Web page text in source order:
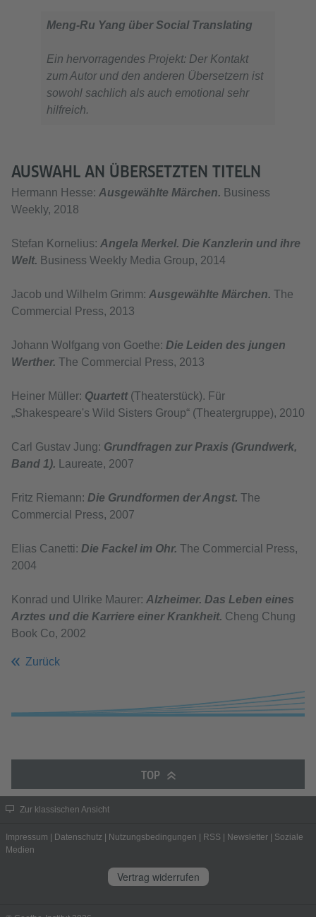
Meng-Ru Yang über Social Translating
Ein hervorragendes Projekt: Der Kontakt
zum Autor und den anderen Übersetzern ist
sowohl sachlich als auch emotional sehr
hilfreich.
AUSWAHL AN ÜBERSETZTEN TITELN
Hermann Hesse: Ausgewählte Märchen. Business
Weekly, 2018
Stefan Kornelius: Angela Merkel. Die Kanzlerin und ihre
Welt. Business Weekly Media Group, 2014
Jacob und Wilhelm Grimm: Ausgewählte Märchen. The
Commercial Press, 2013
Johann Wolfgang von Goethe: Die Leiden des jungen
Werther. The Commercial Press, 2013
Heiner Müller: Quartett (Theaterstück). Für
„Shakespeare's Wild Sisters Group“ (Theatergruppe), 2010
Carl Gustav Jung: Grundfragen zur Praxis (Grundwerk,
Band 1). Laureate, 2007
Fritz Riemann: Die Grundformen der Angst. The
Commercial Press, 2007
Elias Canetti: Die Fackel im Ohr. The Commercial Press,
2004
Konrad und Ulrike Maurer: Alzheimer. Das Leben eines
Arztes und die Karriere einer Krankheit. Cheng Chung
Book Co, 2002
Zurück
TOP
Zur klassischen Ansicht
Impressum Datenschutz Nutzungsbedingungen RSS Newsletter
Soziale
Medien
Vertrag widerrufen